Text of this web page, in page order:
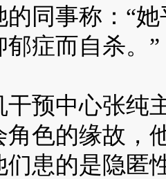
同事称：“
症而自杀。”
中心张纯主
角色的缘故，
们患的是隐匿